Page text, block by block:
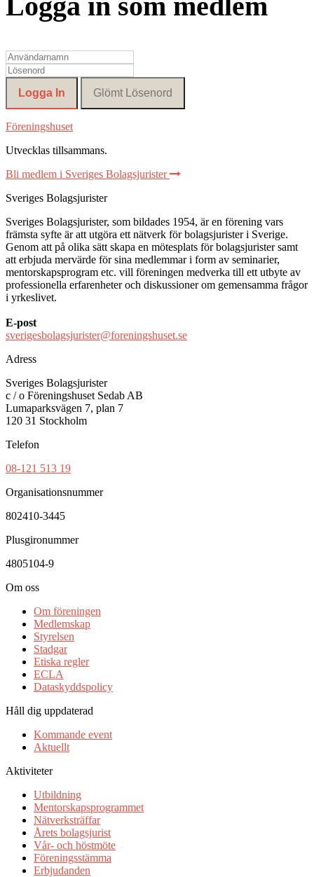
Föreningshuset
Utvecklas tillsammans.
Bli medlem i Sveriges Bolagsjurister
Sveriges Bolagsjurister
Sveriges Bolagsjurister, som bildades 1954, är en förening vars
främsta syfte är att utgöra ett nätverk för bolagsjurister i Sverige.
Genom att på olika sätt skapa en mötesplats för bolagsjurister samt
att erbjuda mervärde för sina medlemmar i form av seminarier,
mentorskapsprogram etc. vill föreningen medverka till ett utbyte av
professionella erfarenheter och diskussioner om gemensamma frågor
i yrkeslivet.
E-post
sverigesbolagsjurister@foreningshuset.se
Adress
Sveriges Bolagsjurister
c / o Föreningshuset Sedab AB
Lumaparksvägen 7, plan 7
120 31 Stockholm
Telefon
08-121 513 19
Organisationsnummer
802410-3445
Plusgironummer
4805104-9
Om oss
Om föreningen
Medlemskap
Styrelsen
Stadgar
Etiska regler
ECLA
Dataskyddspolicy
Håll dig uppdaterad
Kommande event
Aktuellt
Aktiviteter
Utbildning
Mentorskapsprogrammet
Nätverksträffar
Årets bolagsjurist
Vår- och höstmöte
Föreningsstämma
Erbjudanden